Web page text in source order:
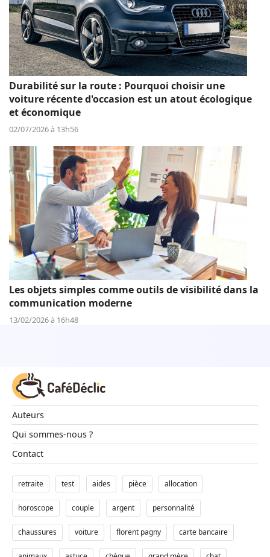
Durabilité sur la route : Pourquoi choisir une
voiture récente d'occasion est un atout écologique
et économique
02/07/2026 à 13h56
Les objets simples comme outils de visibilité dans la
communication moderne
13/02/2026 à 16h48
Auteurs
Qui sommes-nous ?
Contact
retraite test aides pièce allocation
horoscope couple argent personnalité
chaussures voiture florent pagny carte bancaire